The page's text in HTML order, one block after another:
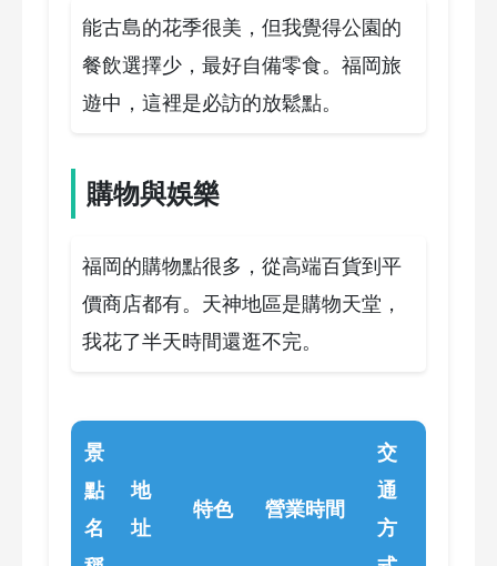
能古島的花季很美，但我覺得公園的
餐飲選擇少，最好自備零食。福岡旅
遊中，這裡是必訪的放鬆點。
購物與娛樂
福岡的購物點很多，從高端百貨到平
價商店都有。天神地區是購物天堂，
我花了半天時間還逛不完。
景
點
名
地
址
特色 營業時間
交
通
方